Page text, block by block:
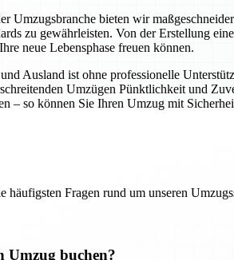
Umzugsbranche bieten wir
zu gewährleisten. Von der Erstellung
neue Lebensphase freuen können.
Ausland ist ohne professionelle
Umzügen Pünktlichkeit und
– so können Sie Ihren Umzug mit
Fragen rund um unseren
Umzug buchen?